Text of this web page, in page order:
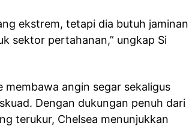
ekstrem, tetapi dia butuh jaminan
sektor pertahanan,” ungkap Si
angin segar sekaligus
Dengan dukungan penuh dari
terukur, Chelsea menunjukkan